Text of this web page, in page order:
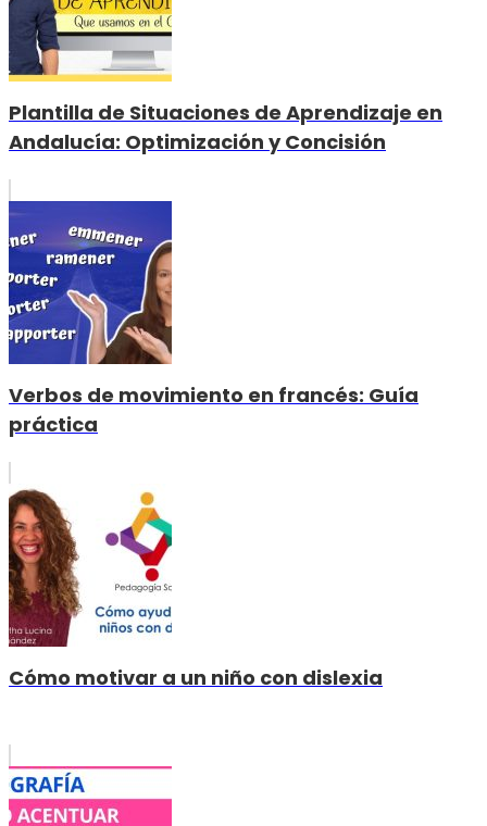
Plantilla de Situaciones de Aprendizaje en
Andalucía: Optimización y Concisión
Verbos de movimiento en francés: Guía
práctica
Cómo motivar a un niño con dislexia